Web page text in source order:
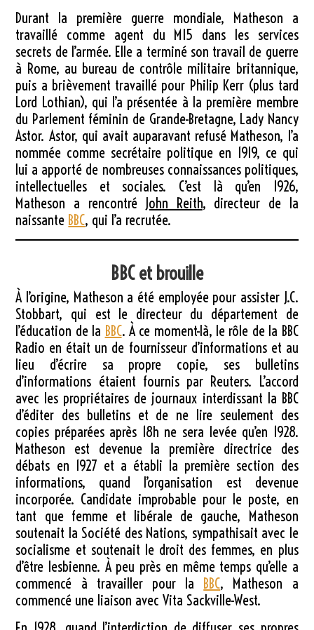
Durant la première guerre mondiale, Matheson a
travaillé comme agent du MI5 dans les services
secrets de l’armée. Elle a terminé son travail de guerre
à Rome, au bureau de contrôle militaire britannique,
puis a brièvement travaillé pour Philip Kerr (plus tard
Lord Lothian), qui l’a présentée à la première membre
du Parlement féminin de Grande-Bretagne, Lady Nancy
Astor. Astor, qui avait auparavant refusé Matheson, l’a
nommée comme secrétaire politique en 1919, ce qui
lui a apporté de nombreuses connaissances politiques,
intellectuelles et sociales. C’est là qu’en 1926,
Matheson a rencontré John Reith, directeur de la
naissante BBC, qui l’a recrutée.
BBC et brouille
À l’origine, Matheson a été employée pour assister J.C.
Stobbart, qui est le directeur du département de
l’éducation de la BBC. À ce moment-là, le rôle de la BBC
Radio en était un de fournisseur d’informations et au
lieu d’écrire sa propre copie, ses bulletins
d’informations étaient fournis par Reuters. L’accord
avec les propriétaires de journaux interdissant la BBC
d’éditer des bulletins et de ne lire seulement des
copies préparées après 18h ne sera levée qu’en 1928.
Matheson est devenue la première directrice des
débats en 1927 et a établi la première section des
informations, quand l’organisation est devenue
incorporée. Candidate improbable pour le poste, en
tant que femme et libérale de gauche, Matheson
soutenait la Société des Nations, sympathisait avec le
socialisme et soutenait le droit des femmes, en plus
d’être lesbienne. À peu près en même temps qu’elle a
commencé à travailler pour la BBC, Matheson a
commencé une liaison avec Vita Sackville-West.